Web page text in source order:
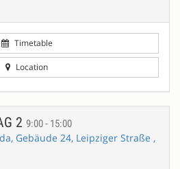
Timetable
Location
2 9:00 - 15:00
Gebäude 24, Leipziger Straße ,